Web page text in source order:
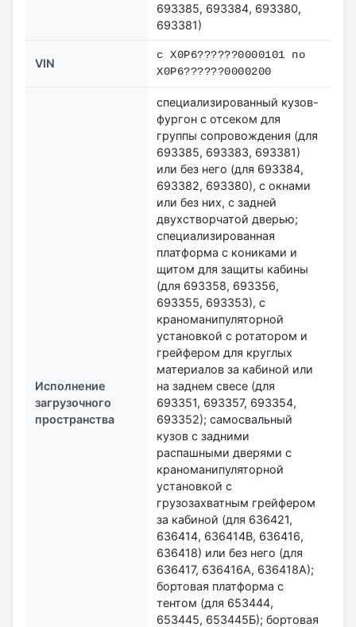
693385, 693384, 693380,
693381)
VIN
с X0P6??????0000101 по
X0P6??????0000200
Исполнение
загрузочного
пространства
специализированный кузов-
фургон с отсеком для
группы сопровождения (для
693385, 693383, 693381)
или без него (для 693384,
693382, 693380), с окнами
или без них, с задней
двухстворчатой дверью;
специализированная
платформа с кониками и
щитом для защиты кабины
(для 693358, 693356,
693355, 693353), с
краноманипуляторной
установкой с ротатором и
грейфером для круглых
материалов за кабиной или
на заднем свесе (для
693351, 693357, 693354,
693352); самосвальный
кузов с задними
распашными дверями с
краноманипуляторной
установкой с
грузозахватным грейфером
за кабиной (для 636421,
636414, 636414В, 636416,
636418) или без него (для
636417, 636416А, 636418А);
бортовая платформа с
тентом (для 653444,
653445, 653445Б); бортовая